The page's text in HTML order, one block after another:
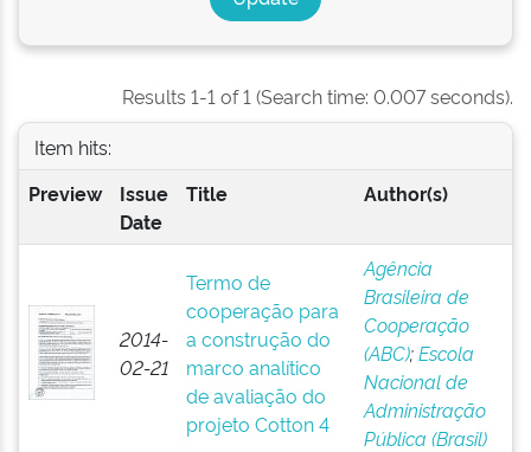
Results 1-1 of 1 (Search time: 0.007 seconds).
Item hits:
Preview
Issue
Date
Title Author(s)
2014-
02-21
Termo de
cooperação para
a construção do
marco analítico
de avaliação do
projeto Cotton 4
Agência
Brasileira de
Cooperação
(ABC);Escola
Nacional de
Administração
Pública (Brasil)